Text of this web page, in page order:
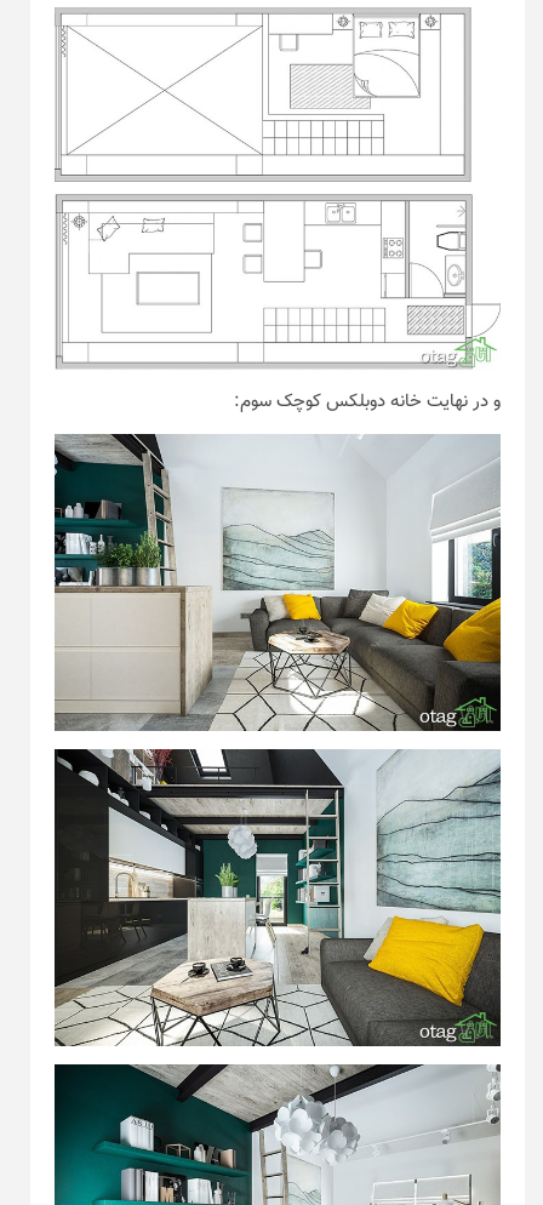
و در نهایت خانه دوبلکس کوچک سوم: